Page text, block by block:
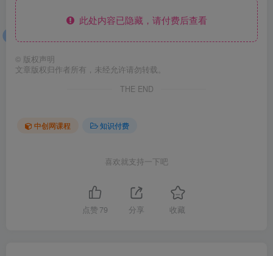
此处内容已隐藏，请付费后查看
© 版权声明
文章版权归作者所有，未经允许请勿转载。
THE END
中创网课程 知识付费
喜欢就支持一下吧
点赞 79 分享 收藏